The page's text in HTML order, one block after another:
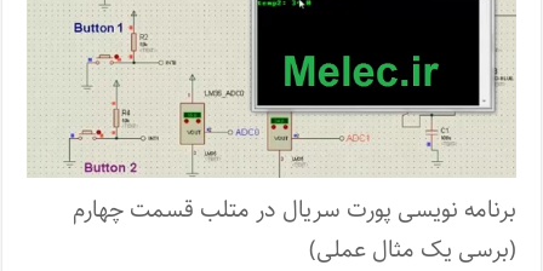
برنامه نویسی پورت سریال در متلب قسمت چهارم
(برسی یک مثال عملی)